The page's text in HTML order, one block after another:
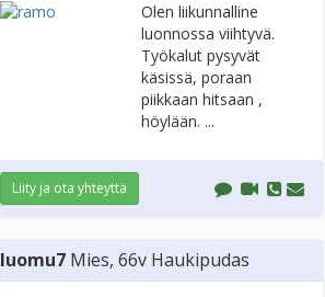
Olen liikunnalline
luonnossa viihtyvä.
Työkalut pysyvät
käsissä, poraan
piikkaan hitsaan ,
höylään. ...
Liity ja ota yhteyttä
luomu7 Mies, 66v Haukipudas